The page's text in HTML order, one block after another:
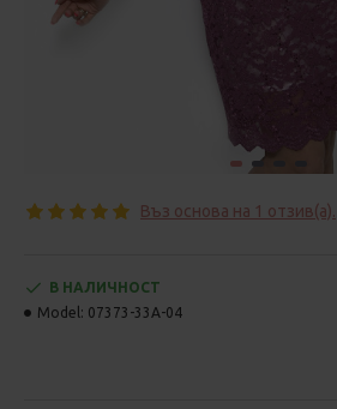
Въз основа на 1 отзив(а).
В НАЛИЧНОСТ
Model: 07373-33A-04